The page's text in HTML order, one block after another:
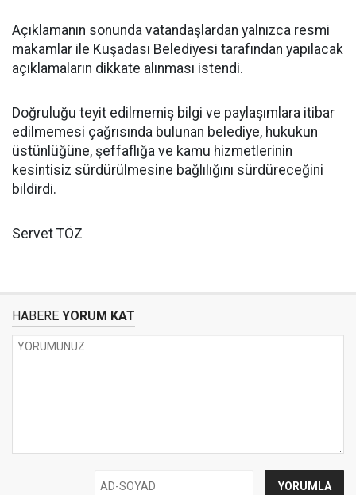
Açıklamanın sonunda vatandaşlardan yalnızca resmi
makamlar ile Kuşadası Belediyesi tarafından yapılacak
açıklamaların dikkate alınması istendi.
Doğruluğu teyit edilmemiş bilgi ve paylaşımlara itibar
edilmemesi çağrısında bulunan belediye, hukukun
üstünlüğüne, şeffaflığa ve kamu hizmetlerinin
kesintisiz sürdürülmesine bağlılığını sürdüreceğini
bildirdi.
Servet TÖZ
HABERE YORUM KAT